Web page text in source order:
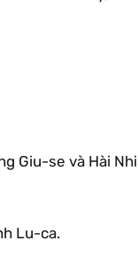
Giu-se và Hài
Lu-ca.